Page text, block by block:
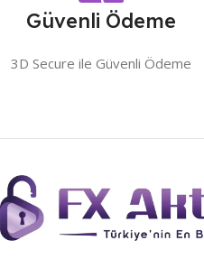
Güvenli Ödeme
3D Secure ile Güvenli Ödeme